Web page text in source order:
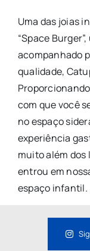
Uma das joias
“Space
acompanhado
qualidade,
com que você
no espaço
experiência
muito além dos
entrou em
espaço infantil.
Informações:
https://